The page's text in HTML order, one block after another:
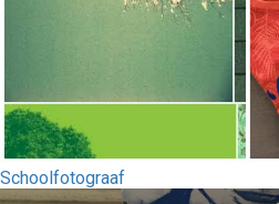
Schoolfotograaf